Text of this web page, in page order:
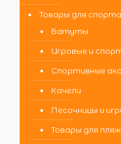
Товары для
Батуты
Игровые и
Спортивные
Качели
Песочницы и
Товары для